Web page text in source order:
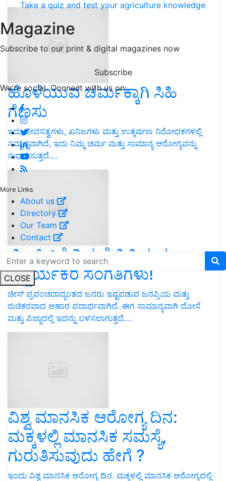
Take a quiz and test your agriculture knowledge
Magazine
Subscribe to our print & digital magazines now
Subscribe
We're social. Connect with us on:
More Links
About us
Directory
Our Team
Contact
CLOSE
ಹೊಳೆಯುವ ಚರ್ಮಕ್ಕಾಗಿ ಸಿಹಿ
ಗೆಣಸು
ಇದು ಜೀವಸತ್ವಗಳು, ಖನಿಜಗಳು ಮತ್ತು ಉತ್ಕರ್ಷಣ ನಿರೋಧಕಗಳಲ್ಲಿ
ಸಮೃದ್ಧವಾಗಿದೆ, ಇದು ನಿಮ್ಮ ಚರ್ಮ ಮತ್ತು ಸಾಮಾನ್ಯ ಆರೋಗ್ಯವನ್ನು
ಸುಧಾರಿಸುತ್ತದೆ.…
ಚೀಸ್ ಬಗ್ಗೆ ನಿಮಗೆ ತಿಳಿಯದ
ಆಶ್ಚರ್ಯಕರ ಸಂಗತಿಗಳು!
ಚೀಸ್ ಪ್ರಪಂಚದಾದ್ಯಂತದ ಜನರು ಇಷ್ಟಪಡುವ ಜನಪ್ರಿಯ ಮತ್ತು
ರುಚಿಕರವಾದ ಆಹಾರ ಪದಾರ್ಥವಾಗಿದೆ. ಈಗ ಸಾಮಾನ್ಯವಾಗಿ ದೋಸೆ
ಮತ್ತು ಪಿಜ್ಜಾದಲ್ಲಿ ಇದನ್ನು ಬಳಸಲಾಗುತ್ತದೆ.…
ವಿಶ್ವ ಮಾನಸಿಕ ಆರೋಗ್ಯ ದಿನ:
ಮಕ್ಕಳಲ್ಲಿ ಮಾನಸಿಕ ಸಮಸ್ಯೆ,
ಗುರುತಿಸುವುದು ಹೇಗೆ ?
ಇಂದು ವಿಶ್ವ ಮಾನಸಿಕ ಆರೋಗ್ಯ ದಿನ. ಮಕ್ಕಳಲ್ಲಿ ಮಾನಸಿಕ ಆರೋಗ್ಯದಲ್ಲಿ